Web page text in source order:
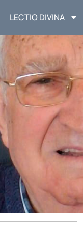
LECTIO DIVINA